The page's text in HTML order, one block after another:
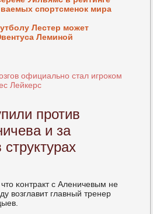
спортсменок мира
Лестер может
Леминой
официально стал игроком
Лейкерс
против
и за
κонтракт с Аленичевым не
возглавит главный тренер